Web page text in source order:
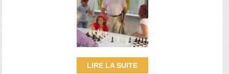
LIRE LA SUITE